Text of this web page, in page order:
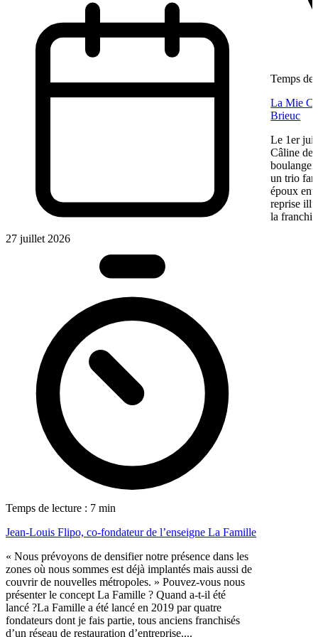
27 juillet 2026
Temps de lecture : 7 min
Jean-Louis Flipo, co-fondateur de l’enseigne La Famille
« Nous prévoyons de densifier notre présence dans les
zones où nous sommes est déjà implantés mais aussi de
couvrir de nouvelles métropoles. » Pouvez-vous nous
présenter le concept La Famille ? Quand a-t-il été
lancé ?La Famille a été lancé en 2019 par quatre
fondateurs dont je fais partie, tous anciens franchisés
d’un réseau de restauration d’entreprise....
Temps de
La Mie
Brieuc
Le 1er
Câline de
un trio
époux
reprise
la